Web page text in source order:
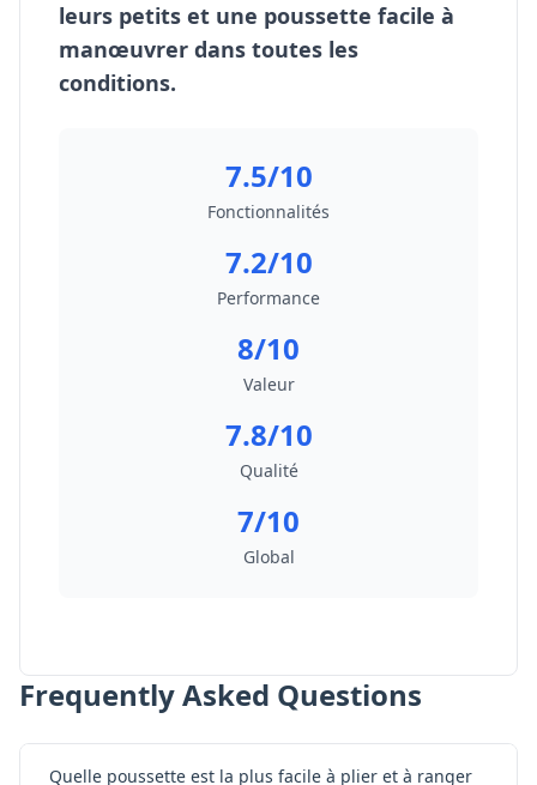
leurs petits et une poussette facile à
manœuvrer dans toutes les
conditions.
7.5/10
Fonctionnalités
7.2/10
Performance
8/10
Valeur
7.8/10
Qualité
7/10
Global
Frequently Asked Questions
Quelle poussette est la plus facile à plier et à ranger